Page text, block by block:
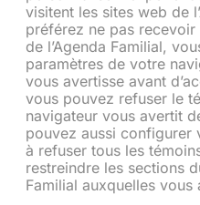
visitent les sites web de
préférez ne pas
de l’Agenda Familial,
paramètres de votre
vous avertisse avant
vous pouvez refuser le
navigateur vous avertit
pouvez aussi configurer
à refuser tous les
restreindre les sections
Familial auxquelles vous